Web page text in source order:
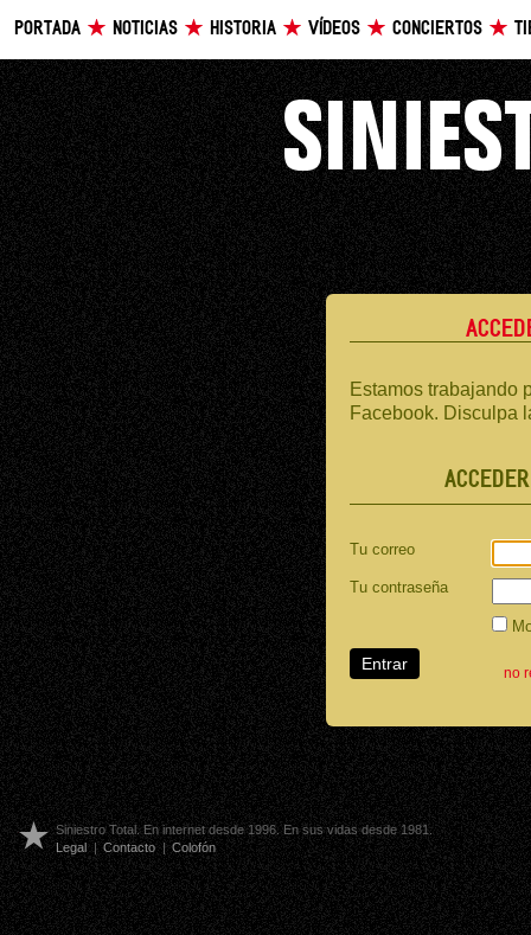
PORTADA NOTICIAS HISTORIA VÍDEOS CONCIERTOS
Estamos trabajando
Facebook. Disculpa
Tu correo
Tu contraseña
no
Siniestro Total. En internet desde 1996. En sus vidas desde 1981.
Legal | Contacto | Colofón